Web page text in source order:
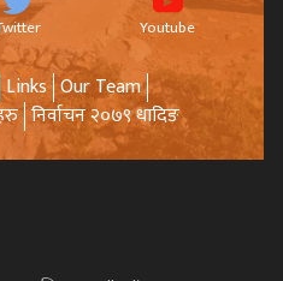
Youtube
Links Our Team
निर्वाचन २०७९ धादिङ